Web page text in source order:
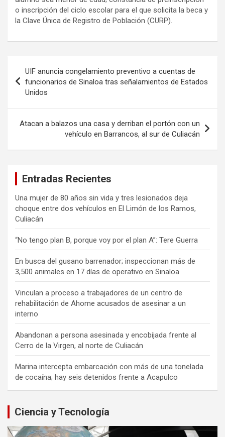
o inscripción del ciclo escolar para el que solicita la beca y
la Clave Única de Registro de Población (CURP).
de
entradas
UIF anuncia congelamiento preventivo a cuentas de
funcionarios de Sinaloa tras señalamientos de Estados
Unidos
Atacan a balazos una casa y derriban el portón con un
vehículo en Barrancos, al sur de Culiacán
Entradas Recientes
Una mujer de 80 años sin vida y tres lesionados deja
choque entre dos vehículos en El Limón de los Ramos,
Culiacán
“No tengo plan B, porque voy por el plan A”: Tere Guerra
En busca del gusano barrenador; inspeccionan más de
3,500 animales en 17 días de operativo en Sinaloa
Vinculan a proceso a trabajadores de un centro de
rehabilitación de Ahome acusados de asesinar a un
interno
Abandonan a persona asesinada y encobijada frente al
Cerro de la Virgen, al norte de Culiacán
Marina intercepta embarcación con más de una tonelada
de cocaína; hay seis detenidos frente a Acapulco
Ciencia y Tecnología